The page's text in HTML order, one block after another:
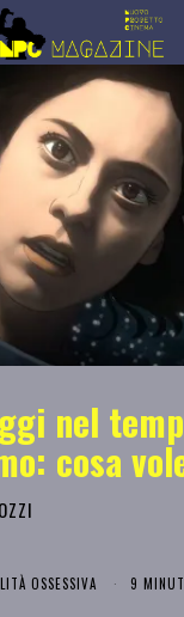
nel
cosa
OSSESSIVA 9